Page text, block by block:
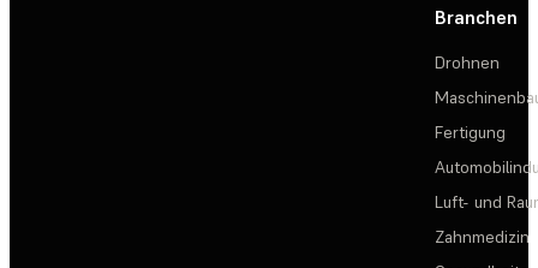
Branchen
Drohnen
Fertigung
Luft- und
Zahnmedizin